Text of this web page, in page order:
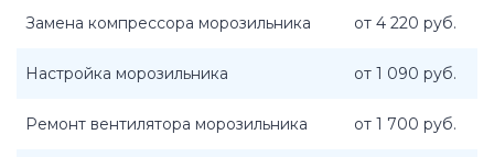
Замена компрессора морозильника от 4 220 руб.
Настройка морозильника от 1 090 руб.
Ремонт вентилятора морозильника от 1 700 руб.